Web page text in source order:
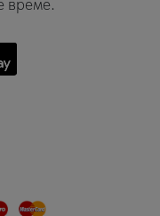
време.